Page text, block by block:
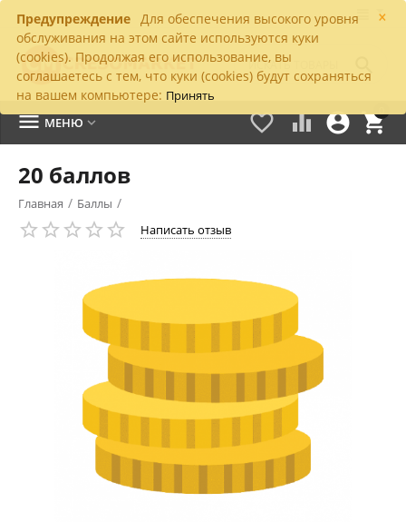
×
Предупреждение Для обеспечения высокого уровня
обслуживания на этом сайте используются куки
(cookies). Продолжая его использование, вы
соглашаетесь с тем, что куки (cookies) будут сохраняться
на вашем компьютере: Принять


 
 МЕНЮ 
20 баллов
Главная / Баллы /
Написать отзыв